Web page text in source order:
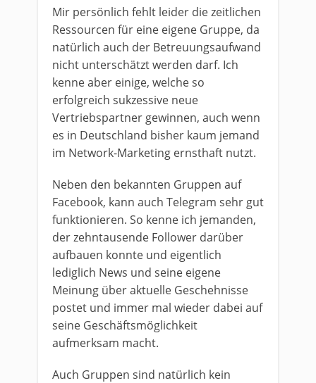
Mir persönlich fehlt leider die zeitlichen
Ressourcen für eine eigene Gruppe, da
natürlich auch der Betreuungsaufwand
nicht unterschätzt werden darf. Ich
kenne aber einige, welche so
erfolgreich sukzessive neue
Vertriebspartner gewinnen, auch wenn
es in Deutschland bisher kaum jemand
im Network-Marketing ernsthaft nutzt.
Neben den bekannten Gruppen auf
Facebook, kann auch Telegram sehr gut
funktionieren. So kenne ich jemanden,
der zehntausende Follower darüber
aufbauen konnte und eigentlich
lediglich News und seine eigene
Meinung über aktuelle Geschehnisse
postet und immer mal wieder dabei auf
seine Geschäftsmöglichkeit
aufmerksam macht.
Auch Gruppen sind natürlich kein